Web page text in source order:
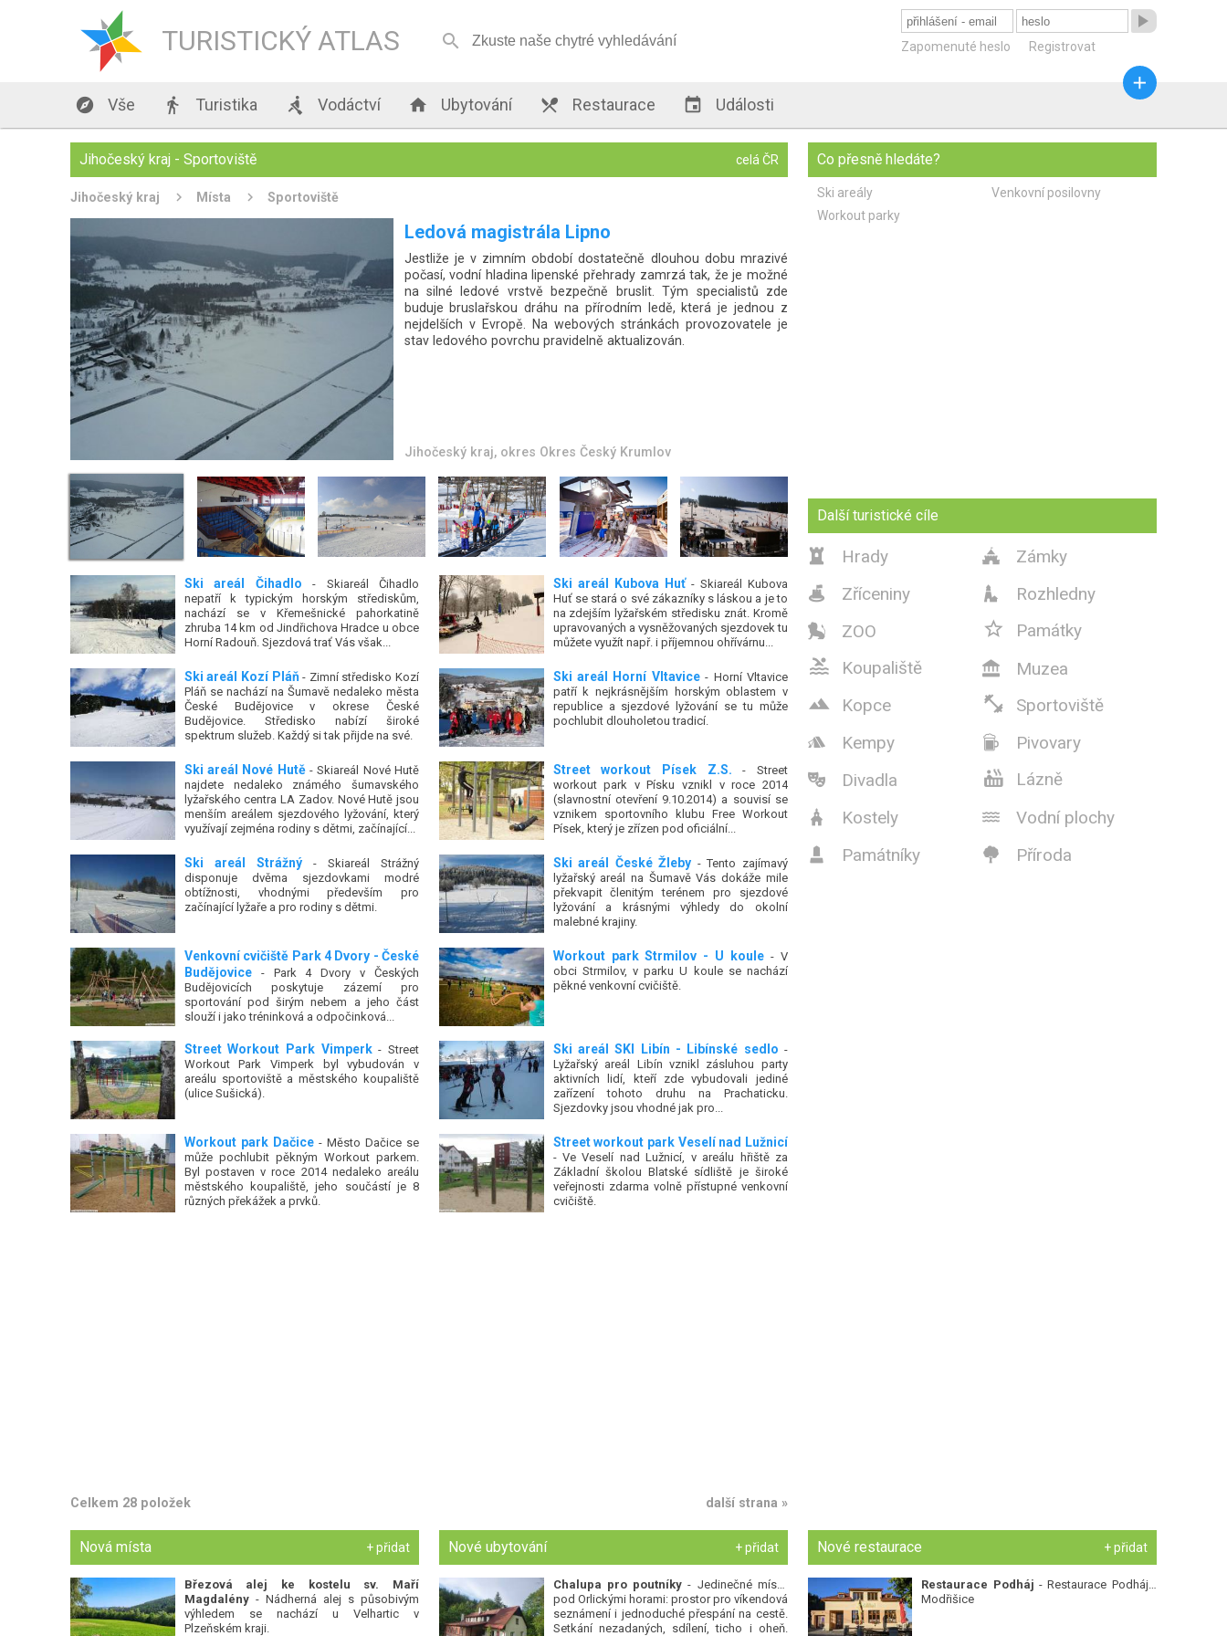
TURISTICKÝ ATLAS 

Zapomenuté heslo Registrovat
 Vše  Turistika  Vodáctví  Ubytování  Restaurace  Události

Jihočeský kraj - Sportoviště celá ČR
Jihočeský kraj Místa Sportoviště
Veřejné bruslení Jindřichův Hradec
Veřejné bruslení v Jindřichově Hradci je zajištěno na ledové
ploše zimního stadionu, který byl v tomto zajímavém jihočeském
městě postaven již v roce 1984. V roce 2005 prošel generální
rekonstrukcí jak samotné ledové plochy, tak i chladicích
systémů.
Jihočeský kraj, okres Okres Jindřichův Hradec
Ski areál Kubova Huť- Skiareál Kubova
Huť se stará o své zákazníky s láskou a je to
na zdejším lyžařském středisku znát. Kromě
upravovaných a vysněžovaných sjezdovek tu
můžete využít např. i příjemnou ohřívárnu...
Ski areál Čihadlo - Skiareál Čihadlo
nepatří k typickým horským střediskům,
nachází se v Křemešnické pahorkatině
zhruba 14 km od Jindřichova Hradce u obce
Horní Radouň. Sjezdová trať Vás však...
Ski areál Horní Vltavice- Horní Vltavice
patří k nejkrásnějším horským oblastem v
republice a sjezdové lyžování se tu může
pochlubit dlouholetou tradicí.
Ski areál Kozí Pláň- Zimní středisko Kozí
Pláň se nachází na Šumavě nedaleko města
České Budějovice v okrese České
Budějovice. Středisko nabízí široké
spektrum služeb. Každý si tak přijde na své.
Street workout Písek Z.S. - Street
workout park v Písku vznikl v roce 2014
(slavnostní otevření 9.10.2014) a souvisí se
vznikem sportovního klubu Free Workout
Písek, který je zřízen pod oficiální...
Ski areál Nové Hutě- Skiareál Nové Hutě
najdete nedaleko známého šumavského
lyžařského centra LA Zadov. Nové Hutě jsou
menším areálem sjezdového lyžování, který
využívají zejména rodiny s dětmi, začínající...
Ski areál České Žleby - Tento zajímavý
lyžařský areál na Šumavě Vás dokáže mile
překvapit členitým terénem pro sjezdové
lyžování a krásnými výhledy do okolní
malebné krajiny.
Ski areál Strážný- Skiareál Strážný
disponuje dvěma sjezdovkami modré
obtížnosti, vhodnými především pro
začínající lyžaře a pro rodiny s dětmi.
Workout park Strmilov - U koule - V
obci Strmilov, v parku U koule se nachází
pěkné venkovní cvičiště.
Venkovní cvičiště Park 4 Dvory - České
Budějovice- Park 4 Dvory v Českých
Budějovicích poskytuje zázemí pro
sportování pod širým nebem a jeho část
slouží i jako tréninková a odpočinková...
Ski areál SKI Libín - Libínské sedlo -
Lyžařský areál Libín vznikl zásluhou party
aktivních lidí, kteří zde vybudovali jediné
zařízení tohoto druhu na Prachaticku.
Sjezdovky jsou vhodné jak pro...
Street Workout Park Vimperk- Street
Workout Park Vimperk byl vybudován v
areálu sportoviště a městského koupaliště
(ulice Sušická).
Street workout park Veselí nad Lužnicí
- Ve Veselí nad Lužnicí, v areálu hřiště za
Základní školou Blatské sídliště je široké
veřejnosti zdarma volně přístupné venkovní
cvičiště.
Workout park Dačice- Město Dačice se
může pochlubit pěkným Workout parkem.
Byl postaven v roce 2014 nedaleko areálu
městského koupaliště, jeho součástí je 8
různých překážek a prvků.
Celkem 28 položek další strana »
Co přesně hledáte?
Ski areály
Venkovní posilovny
Workout parky
Další turistické cíle
 Hrady  Zámky
 Zříceniny  Rozhledny
 ZOO  Památky
 Koupaliště  Muzea
 Kopce  Sportoviště
 Kempy  Pivovary
 Divadla  Lázně
 Kostely  Vodní plochy
 Památníky  Příroda
Nová místa + přidat
Březová alej ke kostelu sv. Maří
Magdalény- Nádherná alej s působivým
výhledem se nachází u Velhartic v
Plzeňském kraji.
Nové ubytování + přidat
Chalupa pro poutníky - Jedinečné místo
pod Orlickými horami: prostor pro víkendová
seznámení i jednoduché přespání na cestě.
Setkání nezadaných, sdílení, ticho i oheň.
Nové restaurace + přidat
Restaurace Podháj - Restaurace Podháj -
Modřišice